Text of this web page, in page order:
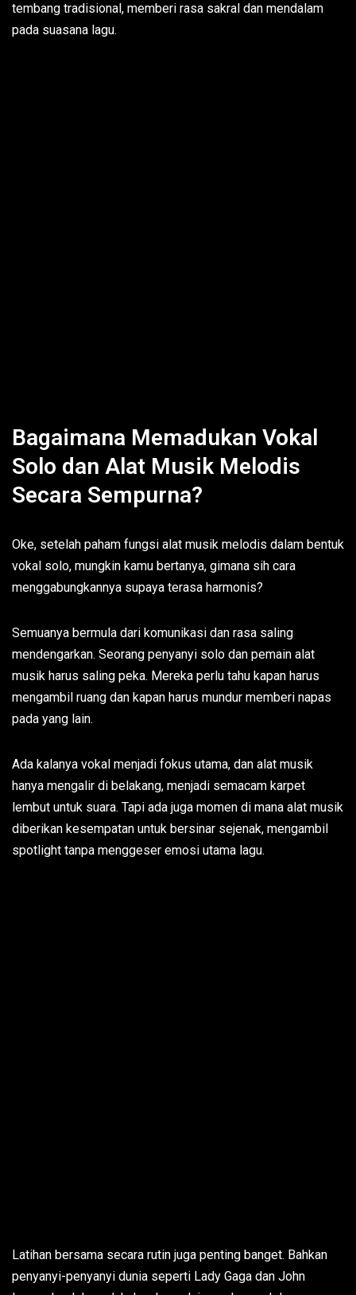
tembang tradisional, memberi rasa sakral dan mendalam
pada suasana lagu.
Bagaimana Memadukan Vokal
Solo dan Alat Musik Melodis
Secara Sempurna?
Oke, setelah paham fungsi alat musik melodis dalam bentuk
vokal solo, mungkin kamu bertanya, gimana sih cara
menggabungkannya supaya terasa harmonis?
Semuanya bermula dari komunikasi dan rasa saling
mendengarkan. Seorang penyanyi solo dan pemain alat
musik harus saling peka. Mereka perlu tahu kapan harus
mengambil ruang dan kapan harus mundur memberi napas
pada yang lain.
Ada kalanya vokal menjadi fokus utama, dan alat musik
hanya mengalir di belakang, menjadi semacam karpet
lembut untuk suara. Tapi ada juga momen di mana alat musik
diberikan kesempatan untuk bersinar sejenak, mengambil
spotlight tanpa menggeser emosi utama lagu.
Latihan bersama secara rutin juga penting banget. Bahkan
penyanyi-penyanyi dunia seperti Lady Gaga dan John